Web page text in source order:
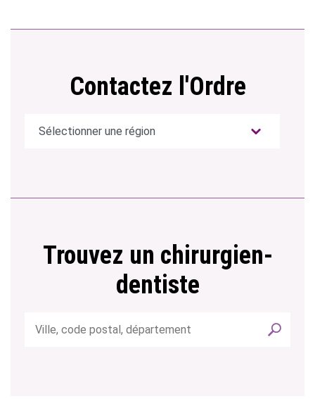
Contactez l'Ordre
Trouvez un chirurgien-
dentiste